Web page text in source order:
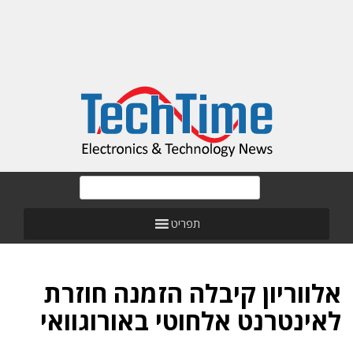
תפריט
אלווריון קיבלה הזמנה חוזרת
לאינטרנט אלחוטי באורוגוואי